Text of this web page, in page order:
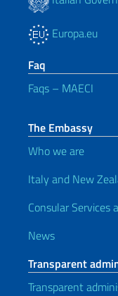
Europa.eu
Faq
Faqs – MAECI
The Embassy
Who we are
Italy and New
Consular Services
News
Transparent
Transparent